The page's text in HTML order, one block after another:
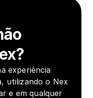
experiência
utilizando o Nex
e em qualquer